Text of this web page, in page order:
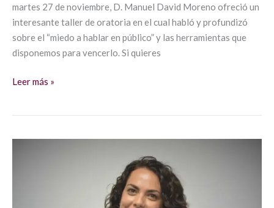
martes 27 de noviembre, D. Manuel David Moreno ofreció un
interesante taller de oratoria en el cual habló y profundizó
sobre el “miedo a hablar en público” y las herramientas que
disponemos para vencerlo. Si quieres
Leer más »